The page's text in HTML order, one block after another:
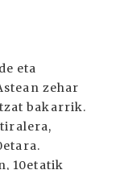
eta
zehar
bakarrik.
10etatik